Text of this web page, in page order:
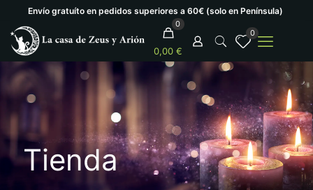
Envío gratuíto en pedidos superiores a 60€ (solo en Península)
0
0,00 €
0
Tienda